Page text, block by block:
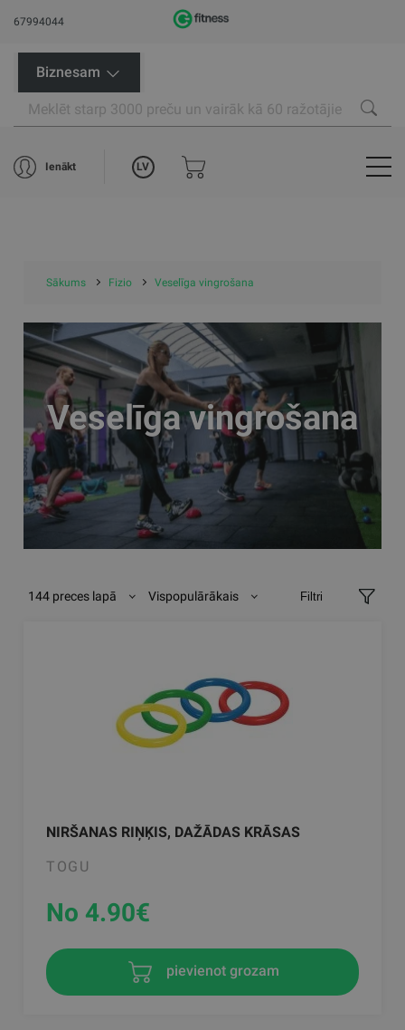
67994044
Biznesam
Ienākt LV
Sākums Fizio Veselīga vingrošana
Veselīga vingrošana
144 preces lapā Vispopulārākais Filtri
NIRŠANAS RIŅĶIS, DAŽĀDAS KRĀSAS
TOGU
No 4.90€
pievienot grozam